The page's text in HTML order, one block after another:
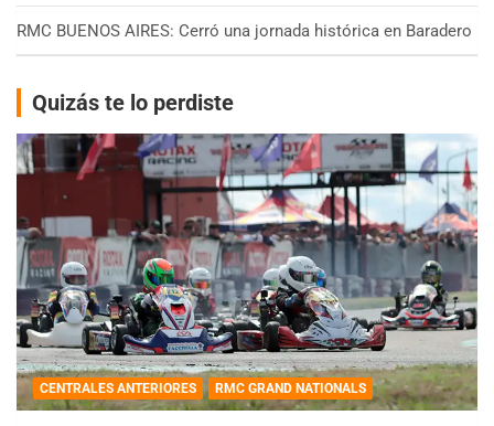
RMC BUENOS AIRES: Cerró una jornada histórica en Baradero
Quizás te lo perdiste
CENTRALES ANTERIORES RMC GRAND NATIONALS